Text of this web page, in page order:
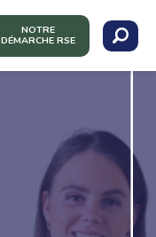
NOTRE
DÉMARCHE RSE